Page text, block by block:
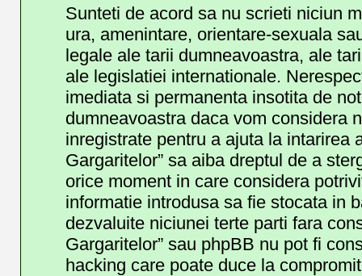
Sunteti de acord sa nu scrieti niciun
ura, amenintare, orientare-sexuala
legale ale tarii dumneavoastra, ale
ale legislatiei internationale.
imediata si permanenta insotita de
dumneavoastra daca vom considera
inregistrate pentru a ajuta la intarirea
Gargaritelor” sa aiba dreptul de a
orice moment in care considera
informatie introdusa sa fie stocata in
dezvaluite niciunei terte parti fara
Gargaritelor” sau phpBB nu pot fi
hacking care poate duce la